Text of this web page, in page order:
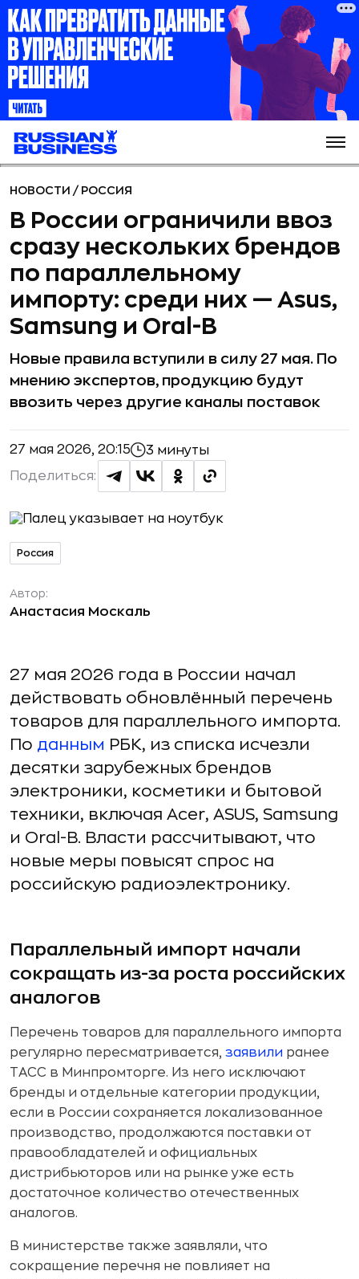
НОВОСТИ / РОССИЯ
В России ограничили ввоз
сразу нескольких брендов
по параллельному
импорту: среди них — Asus,
Samsung и Oral-B
Новые правила вступили в силу 27 мая. По
мнению экспертов, продукцию будут
ввозить через другие каналы поставок
27 мая 2026, 20:15 3 минуты
Поделиться:
Россия
Автор:
Анастасия Москаль
27 мая 2026 года в России начал
действовать обновлённый перечень
товаров для параллельного импорта.
По данным РБК, из списка исчезли
десятки зарубежных брендов
электроники, косметики и бытовой
техники, включая Acer, ASUS, Samsung
и Oral-B. Власти рассчитывают, что
новые меры повысят спрос на
российскую радиоэлектронику.
Параллельный импорт начали
сокращать из-за роста российских
аналогов
Перечень товаров для параллельного импорта
регулярно пересматривается, заявили ранее
ТАСС в Минпромторге. Из него исключают
бренды и отдельные категории продукции,
если в России сохраняется локализованное
производство, продолжаются поставки от
правообладателей и официальных
дистрибьюторов или на рынке уже есть
достаточное количество отечественных
аналогов.
В министерстве также заявляли, что
сокращение перечня не повлияет на